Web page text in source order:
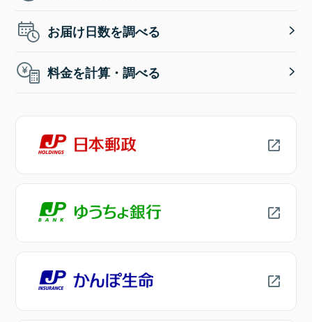
お届け日数を調べる
料金を計算・調べる